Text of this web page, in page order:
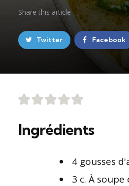
Share this article
Twitter Facebook
Ingrédients
4 gousses
3 c. À soupe